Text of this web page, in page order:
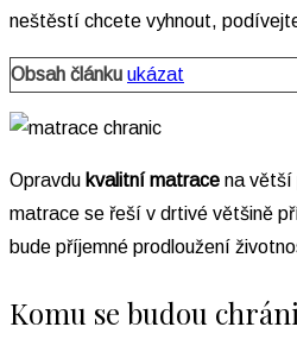
neštěstí chcete vyhnout,
Obsah článku ukázat
Opravdu kvalitní matrace na větší
matrace se řeší v drtivé většině
bude příjemné prodloužení
Komu se budou